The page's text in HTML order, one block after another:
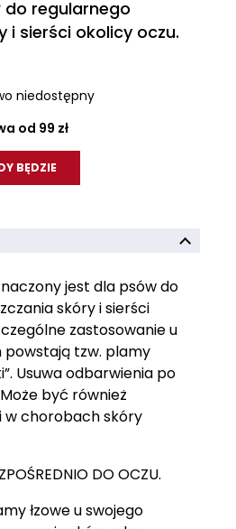
regularnego
i sierści okolicy oczu.
niedostępny
od 99 zł
BĘDZIE
jest dla psów do
skóry i sierści
zastosowanie u
powstają tzw. plamy
Usuwa odbarwienia po
być również
chorobach skóry
DO OCZU.
łzowe u swojego